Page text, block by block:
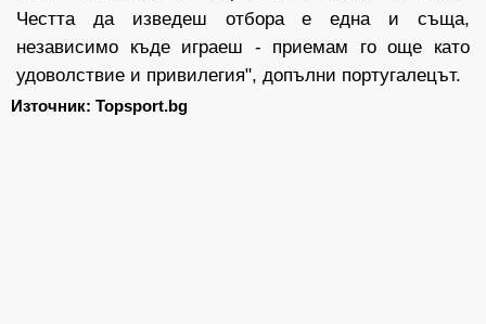
Честта да изведеш отбора е една и съща,
независимо къде играеш - приемам го още като
удоволствие и привилегия", допълни португалецът.
Източник: Topsport.bg